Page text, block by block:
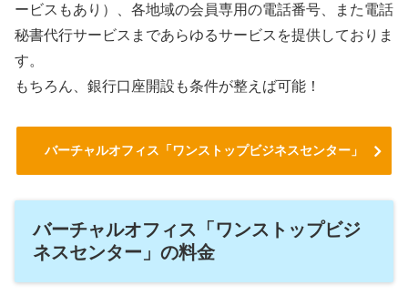
ービスもあり）、各地域の会員専用の電話番号、また電話
秘書代行サービスまであらゆるサービスを提供しておりま
す。
もちろん、銀行口座開設も条件が整えば可能！
バーチャルオフィス「ワンストップビジネスセンター」
バーチャルオフィス「ワンストップビジ
ネスセンター」の料金